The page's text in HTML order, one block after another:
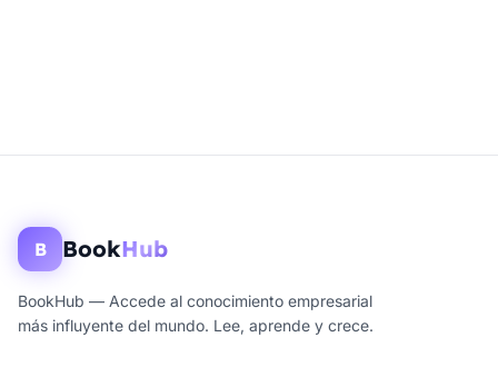
B BookHub
BookHub — Accede al conocimiento empresarial
más influyente del mundo. Lee, aprende y crece.